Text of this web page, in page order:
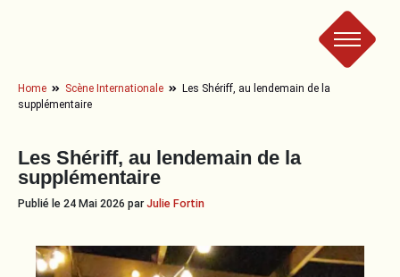
Le
Crew
Home Scène Internationale
Les Shériff, au lendemain de la
supplémentaire
Les Shériff, au lendemain de la
supplémentaire
Publié le 24 Mai 2026 parJulie Fortin